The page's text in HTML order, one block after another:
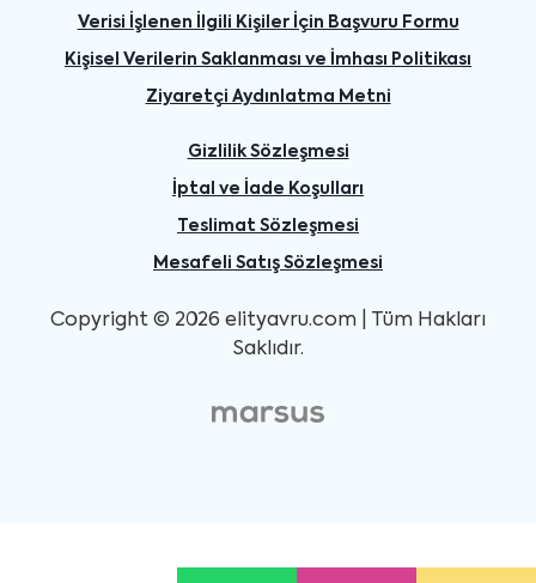
Verisi İşlenen İlgili Kişiler İçin Başvuru Formu
Kişisel Verilerin Saklanması ve İmhası Politikası
Ziyaretçi Aydınlatma Metni
Gizlilik Sözleşmesi
İptal ve İade Koşulları
Teslimat Sözleşmesi
Mesafeli Satış Sözleşmesi
Copyright © 2026 elityavru.com | Tüm Hakları
Saklıdır.